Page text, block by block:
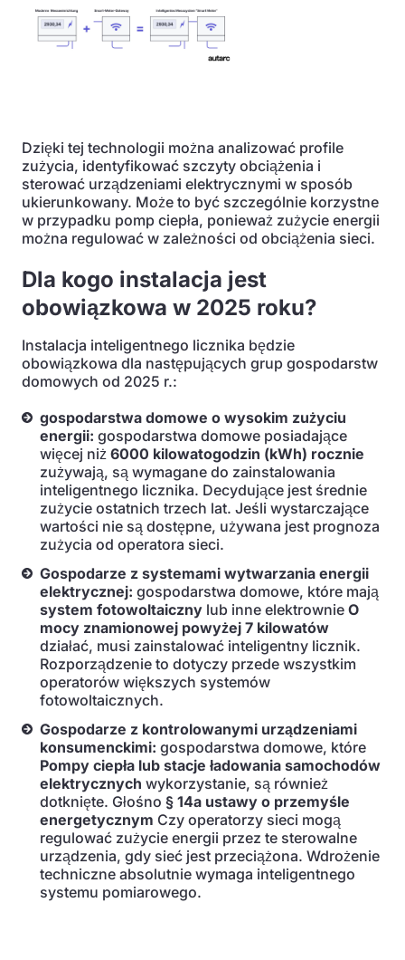
Dzięki tej technologii można analizować profile
zużycia, identyfikować szczyty obciążenia i
sterować urządzeniami elektrycznymi w sposób
ukierunkowany. Może to być szczególnie korzystne
w przypadku pomp ciepła, ponieważ zużycie energii
można regulować w zależności od obciążenia sieci.
Dla kogo instalacja jest
obowiązkowa w 2025 roku?
Instalacja inteligentnego licznika będzie
obowiązkowa dla następujących grup gospodarstw
domowych od 2025 r.:
gospodarstwa domowe o wysokim zużyciu
energii: gospodarstwa domowe posiadające
więcej niż 6000 kilowatogodzin (kWh) rocznie
zużywają, są wymagane do zainstalowania
inteligentnego licznika. Decydujące jest średnie
zużycie ostatnich trzech lat. Jeśli wystarczające
wartości nie są dostępne, używana jest prognoza
zużycia od operatora sieci.
Gospodarze z systemami wytwarzania energii
elektrycznej: gospodarstwa domowe, które mają
system fotowoltaiczny lub inne elektrownie O
mocy znamionowej powyżej 7 kilowatów
działać, musi zainstalować inteligentny licznik.
Rozporządzenie to dotyczy przede wszystkim
operatorów większych systemów
fotowoltaicznych.
Gospodarze z kontrolowanymi urządzeniami
konsumenckimi: gospodarstwa domowe, które
Pompy ciepła lub stacje ładowania samochodów
elektrycznych wykorzystanie, są również
dotknięte. Głośno § 14a ustawy o przemyśle
energetycznym Czy operatorzy sieci mogą
regulować zużycie energii przez te sterowalne
urządzenia, gdy sieć jest przeciążona. Wdrożenie
techniczne absolutnie wymaga inteligentnego
systemu pomiarowego.